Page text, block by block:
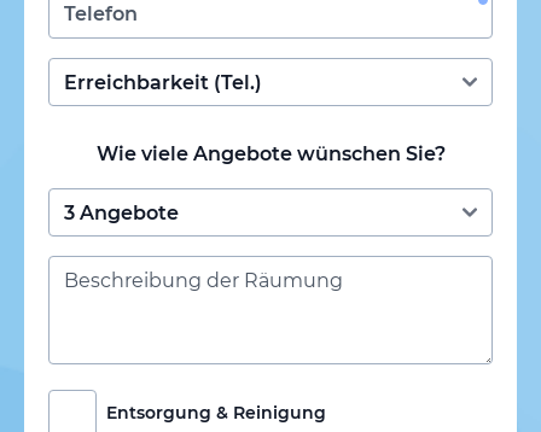
Wie viele Angebote wünschen Sie?
Entsorgung & Reinigung